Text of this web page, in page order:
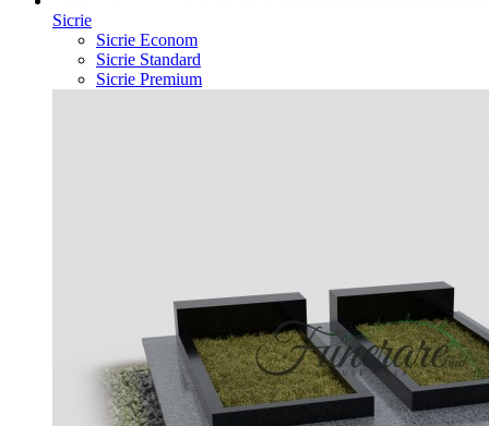
Sicrie
Sicrie Econom
Sicrie Standard
Sicrie Premium